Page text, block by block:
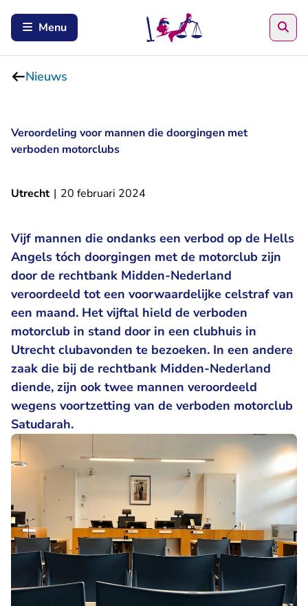
Menu
Nieuws
Veroordeling voor mannen die doorgingen met
verboden motorclubs
Utrecht | 20 februari 2024
Vijf mannen die ondanks een verbod op de Hells
Angels tóch doorgingen met de motorclub zijn
door de rechtbank Midden-Nederland
veroordeeld tot een voorwaardelijke celstraf van
een maand. Het vijftal hield de verboden
motorclub in stand door in een clubhuis in
Utrecht clubavonden te bezoeken. In een andere
zaak die bij de rechtbank Midden-Nederland
diende, zijn ook twee mannen veroordeeld
wegens voortzetting van de verboden motorclub
Satudarah.